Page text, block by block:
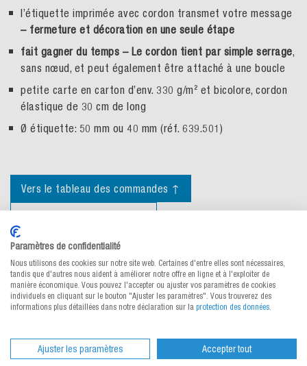
l’étiquette imprimée avec cordon transmet votre message
– fermeture et décoration en une seule étape
fait gagner du temps – Le cordon tient par simple serrage,
sans nœud, et peut également être attaché à une boucle
petite carte en carton d’env. 330 g/m² et bicolore, cordon
élastique de 30 cm de long
Ø étiquette: 50 mm ou 40 mm (réf. 639.501)
Vers le tableau des commandes ↑
Propriétés des matériaux
Paramètres de confidentialité
Nous utilisons des cookies sur notre site web. Certaines d'entre elles sont nécessaires,
tandis que d'autres nous aident à améliorer notre offre en ligne et à l'exploiter de
manière économique. Vous pouvez l'accepter ou ajuster vos paramètres de cookies
individuels en cliquant sur le bouton "Ajuster les paramètres". Vous trouverez des
informations plus détaillées dans notre déclaration sur la protection des données.
Ajuster les paramètres Accepter tout